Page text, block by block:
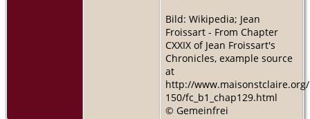
Bild: Wikipedia; Jean
Froissart - From Chapter
CXXIX of Jean Froissart's
Chronicles, example source
at
http://
150/fc_b1_chap129.html
© Gemeinfrei